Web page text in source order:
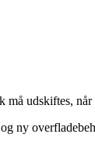
udskiftes,
ny